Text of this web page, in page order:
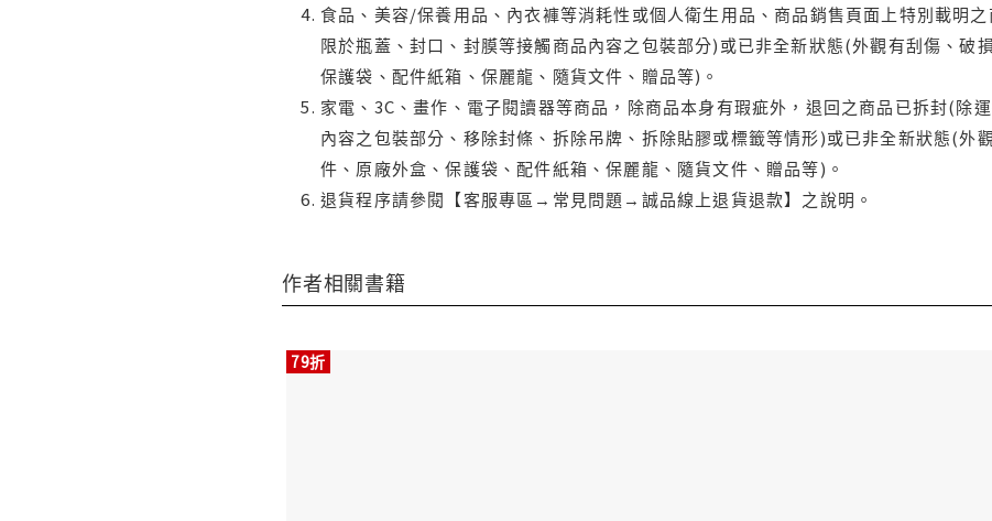
食品、美容/保養用品、內衣褲等消耗性或個人衛生用品、商品銷售頁面上特別載明
限於瓶蓋、封口、封膜等接觸商品內容之包裝部分)或已非全新狀態(外觀有刮傷、破
保護袋、配件紙箱、保麗龍、隨貨文件、贈品等)。
家電、3C、畫作、電子閱讀器等商品，除商品本身有瑕疵外，退回之商品已拆封(除
內容之包裝部分、移除封條、拆除吊牌、拆除貼膠或標籤等情形)或已非全新狀態(外
件、原廠外盒、保護袋、配件紙箱、保麗龍、隨貨文件、贈品等)。
退貨程序請參閱【客服專區→常見問題→誠品線上退貨退款】之說明。
作者相關書籍
79折